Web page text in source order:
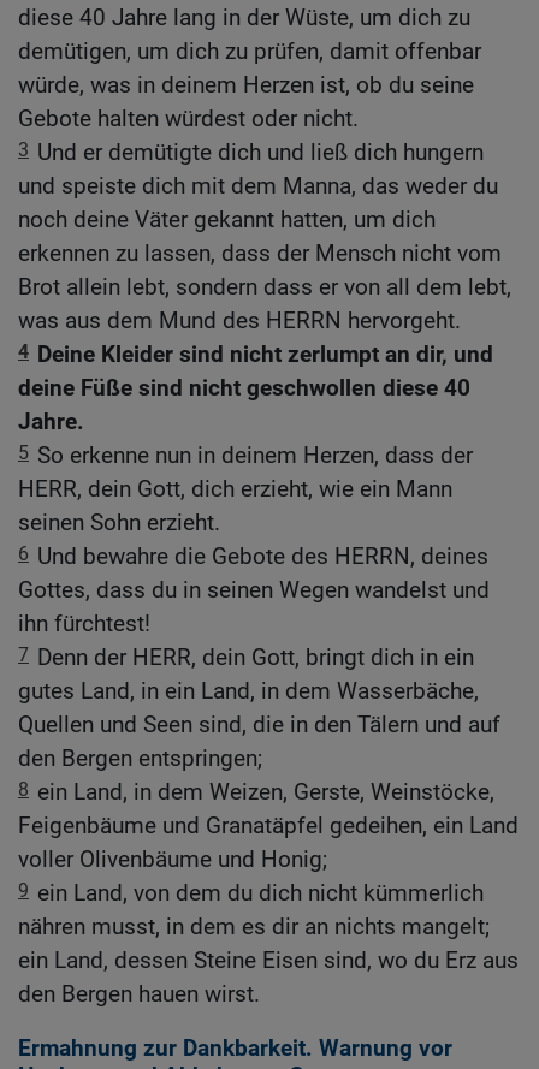
diese 40 Jahre lang in der Wüste, um dich zu
demütigen, um dich zu prüfen, damit offenbar
würde, was in deinem Herzen ist, ob du seine
Gebote halten würdest oder nicht.
3 Und er demütigte dich und ließ dich hungern
und speiste dich mit dem Manna, das weder du
noch deine Väter gekannt hatten, um dich
erkennen zu lassen, dass der Mensch nicht vom
Brot allein lebt, sondern dass er von all dem lebt,
was aus dem Mund des HERRN hervorgeht.
4 Deine Kleider sind nicht zerlumpt an dir, und
deine Füße sind nicht geschwollen diese 40
Jahre.
5 So erkenne nun in deinem Herzen, dass der
HERR, dein Gott, dich erzieht, wie ein Mann
seinen Sohn erzieht.
6 Und bewahre die Gebote des HERRN, deines
Gottes, dass du in seinen Wegen wandelst und
ihn fürchtest!
7 Denn der HERR, dein Gott, bringt dich in ein
gutes Land, in ein Land, in dem Wasserbäche,
Quellen und Seen sind, die in den Tälern und auf
den Bergen entspringen;
8 ein Land, in dem Weizen, Gerste, Weinstöcke,
Feigenbäume und Granatäpfel gedeihen, ein Land
voller Olivenbäume und Honig;
9 ein Land, von dem du dich nicht kümmerlich
nähren musst, in dem es dir an nichts mangelt;
ein Land, dessen Steine Eisen sind, wo du Erz aus
den Bergen hauen wirst.
Ermahnung zur Dankbarkeit. Warnung vor